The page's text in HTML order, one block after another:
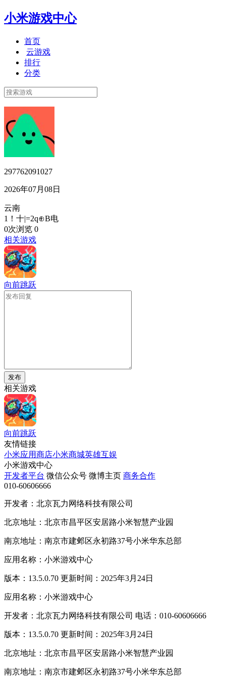
小米游戏中心
首页
云游戏
排行
分类
297762091027
2026年07月08日
云南
1！十|=2q⊕B电
0次浏览 0
相关游戏
向前跳跃
发布
相关游戏
向前跳跃
友情链接
小米应用商店小米商城英雄互娱
小米游戏中心
开发者平台 微信公众号 微博主页 商务合作
010-60606666
开发者：北京瓦力网络科技有限公司
北京地址：北京市昌平区安居路小米智慧产业园
南京地址：南京市建邺区永初路37号小米华东总部
应用名称：小米游戏中心
版本：13.5.0.70 更新时间：2025年3月24日
应用名称：小米游戏中心
开发者：北京瓦力网络科技有限公司 电话：010-60606666
版本：13.5.0.70 更新时间：2025年3月24日
北京地址：北京市昌平区安居路小米智慧产业园
南京地址：南京市建邺区永初路37号小米华东总部